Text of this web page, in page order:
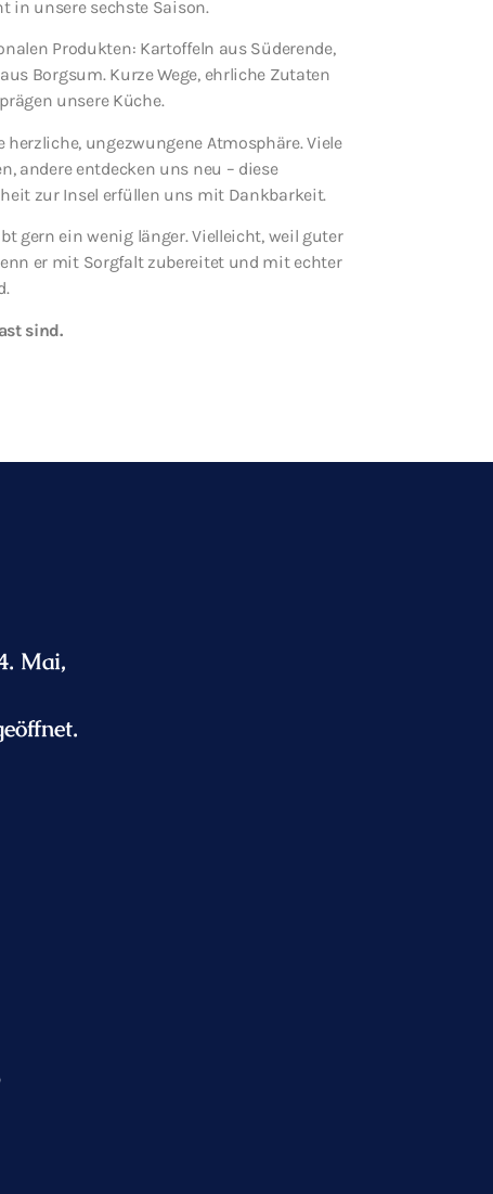
in unsere sechste Saison.
Produkten: Kartoffeln aus Süderende,
Borgsum. Kurze Wege, ehrliche Zutaten
unsere Küche.
ungezwungene Atmosphäre. Viele
andere entdecken uns neu – diese
zur Insel erfüllen uns mit Dankbarkeit.
gern ein wenig länger. Vielleicht, weil guter
er mit Sorgfalt zubereitet und mit echter
sind.
Mai,